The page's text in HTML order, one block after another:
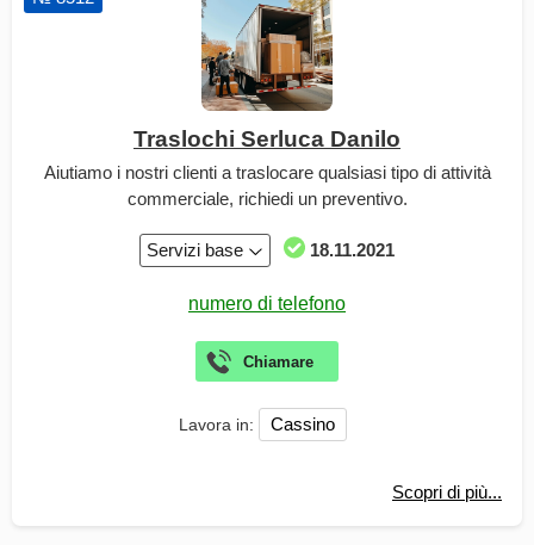
Traslochi Serluca Danilo
Aiutiamo i nostri clienti a traslocare qualsiasi tipo di attività
commerciale, richiedi un preventivo.
Servizi base 18.11.2021
Lavora in: Cassino
Scopri di più...